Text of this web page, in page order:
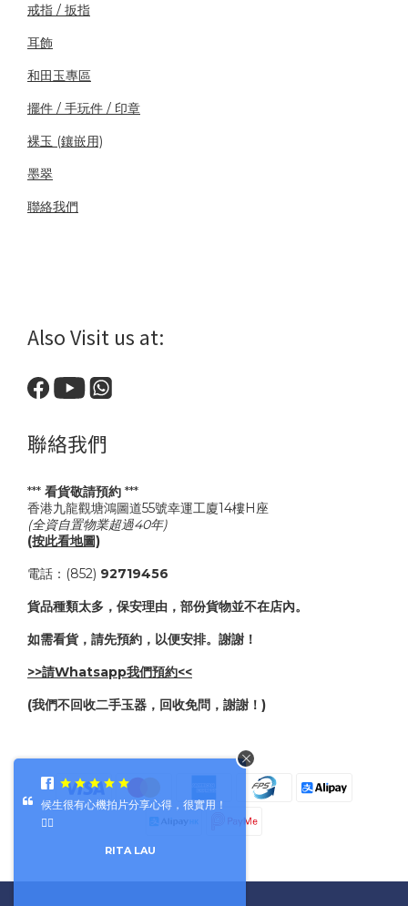
戒指 / 扳指
耳飾
和田玉專區
擺件 / 手玩件 / 印章
裸玉 (鑲嵌用)
墨翠
聯絡我們
Also Visit us at:
聯絡我們
*** 看貨敬請預約 ***
香港九龍觀塘鴻圖道55號幸運工廈14樓H座
(全資自置物業超過40年)
(按此看地圖)
電話：(852) 92719456
貨品種類太多，保安理由，部份貨物並不在店內。
如需看貨，請先預約，以便安排。謝謝！
>>請Whatsapp我們預約<<
(我們不回收二手玉器，回收免問，謝謝！)
候生很有心機拍片分享心得，很實用！
👍🏼
RITA LAU